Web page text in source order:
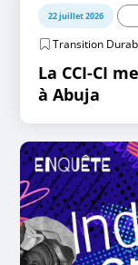
22 juillet 2026
Transition
La CCI-CI
à Abuja